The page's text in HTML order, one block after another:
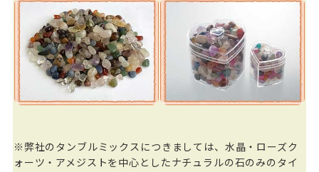
※弊社のタンブルミックスにつきましては、水晶・ローズク
ォーツ・アメジストを中心としたナチュラルの石のみのタイ